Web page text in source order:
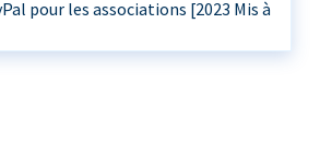
pour les associations [2023 Mis à